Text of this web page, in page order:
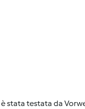
testata da